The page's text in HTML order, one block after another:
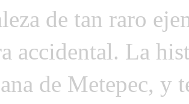
de tan raro
accidental. La
de Metepec, y